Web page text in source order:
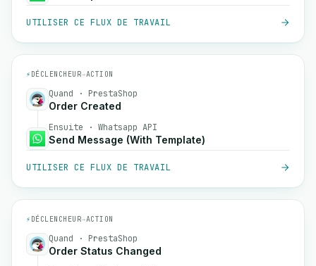
UTILISER CE FLUX DE TRAVAIL
⚡ DÉCLENCHEUR→ACTION
Quand · PrestaShop
Order Created
Ensuite · Whatsapp API
Send Message (With Template)
UTILISER CE FLUX DE TRAVAIL
⚡ DÉCLENCHEUR→ACTION
Quand · PrestaShop
Order Status Changed